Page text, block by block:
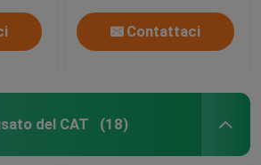
Contattaci
del CAT (18)